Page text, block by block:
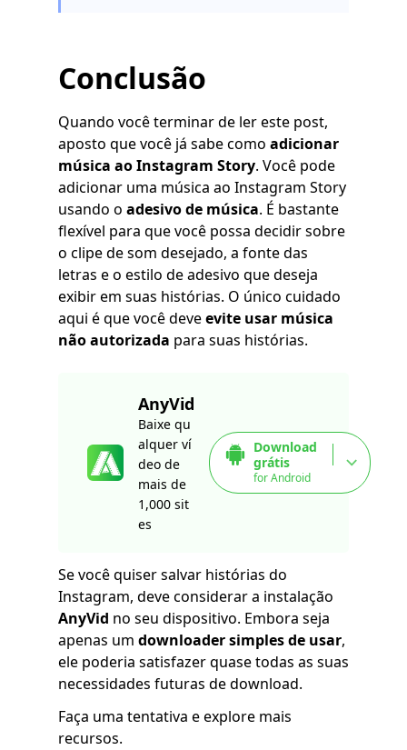
Conclusão
Quando você terminar de ler este post,
aposto que você já sabe como adicionar
música ao Instagram Story. Você pode
adicionar uma música ao Instagram Story
usando o adesivo de música. É bastante
flexível para que você possa decidir sobre
o clipe de som desejado, a fonte das
letras e o estilo de adesivo que deseja
exibir em suas histórias. O único cuidado
aqui é que você deveevite usar música
não autorizada para suas histórias.
AnyVid
Baixe qu
alquer ví
deo de
mais de
1,000 sit
es
Download
grátis
for Android
Se você quiser salvar histórias do
Instagram, deve considerar a instalação
AnyVid no seu dispositivo. Embora seja
apenas um downloader simples de usar,
ele poderia satisfazer quase todas as suas
necessidades futuras de download.
Faça uma tentativa e explore mais
recursos.